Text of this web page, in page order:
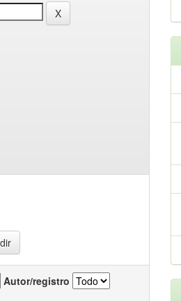
Autor/registro